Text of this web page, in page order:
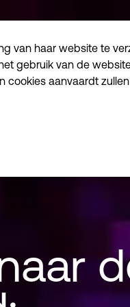
van haar website te
gebruik van de
cookies aanvaardt